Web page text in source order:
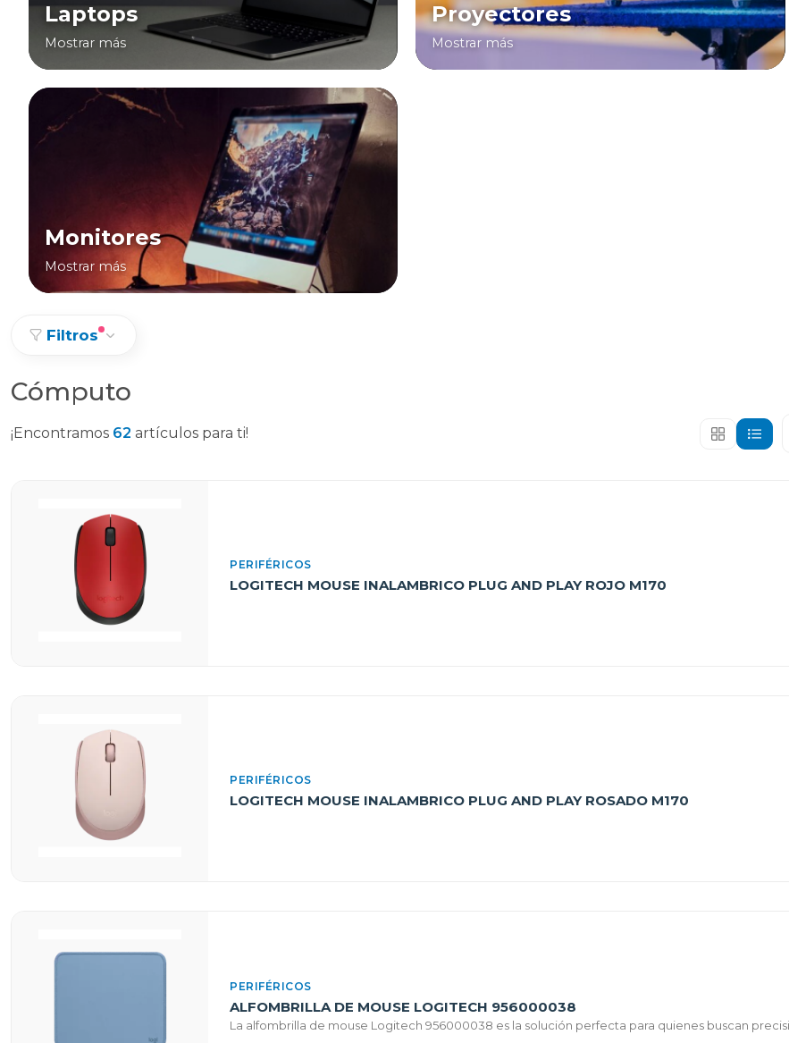
Laptops
Mostrar más
Proyectores
Mostrar más
Monitores
Mostrar más
Filtros
Cómputo
¡Encontramos 62 artículos para ti!
PERIFÉRICOS
LOGITECH MOUSE INALAMBRICO PLUG AND PLAY ROJO M170
PERIFÉRICOS
LOGITECH MOUSE INALAMBRICO PLUG AND PLAY ROSADO M170
PERIFÉRICOS
ALFOMBRILLA DE MOUSE LOGITECH 956000038
La alfombrilla de mouse Logitech 956000038 es la solución perfecta para quienes buscan